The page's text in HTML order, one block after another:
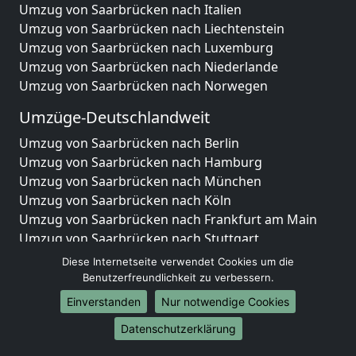
Umzug von Saarbrücken nach Italien
Umzug von Saarbrücken nach Liechtenstein
Umzug von Saarbrücken nach Luxemburg
Umzug von Saarbrücken nach Niederlande
Umzug von Saarbrücken nach Norwegen
Umzüge-Deutschlandweit
Umzug von Saarbrücken nach Berlin
Umzug von Saarbrücken nach Hamburg
Umzug von Saarbrücken nach München
Umzug von Saarbrücken nach Köln
Umzug von Saarbrücken nach Frankfurt am Main
Umzug von Saarbrücken nach Stuttgart
Umzug von Saarbrücken nach Düsseldorf
Umzug von Saarbrücken nach Leipzig
Umzug von Saarbrücken nach Dortmund
Umzug von Saarbrücken nach Essen
Umzug von Saarbrücken nach Bremen
Diese Internetseite verwendet Cookies um die
Benutzerfreundlichkeit zu verbessern.
Einverstanden
Nur notwendige Cookies
Datenschutzerklärung